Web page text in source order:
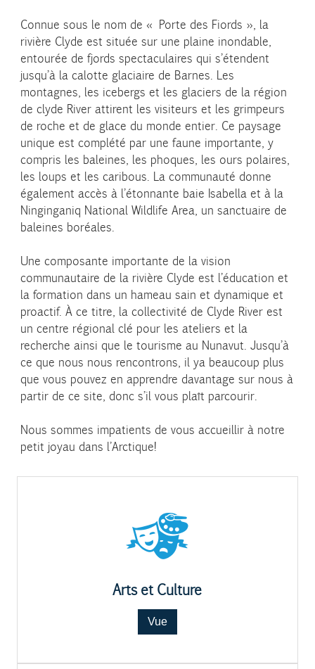
Connue sous le nom de « Porte des Fiords », la
rivière Clyde est située sur une plaine inondable,
entourée de fjords spectaculaires qui s’étendent
jusqu’à la calotte glaciaire de Barnes. Les
montagnes, les icebergs et les glaciers de la région
de clyde River attirent les visiteurs et les grimpeurs
de roche et de glace du monde entier. Ce paysage
unique est complété par une faune importante, y
compris les baleines, les phoques, les ours polaires,
les loups et les caribous. La communauté donne
également accès à l’étonnante baie Isabella et à la
Ninginganiq National Wildlife Area, un sanctuaire de
baleines boréales.
Une composante importante de la vision
communautaire de la rivière Clyde est l’éducation et
la formation dans un hameau sain et dynamique et
proactif. À ce titre, la collectivité de Clyde River est
un centre régional clé pour les ateliers et la
recherche ainsi que le tourisme au Nunavut. Jusqu’à
ce que nous nous rencontrons, il ya beaucoup plus
que vous pouvez en apprendre davantage sur nous à
partir de ce site, donc s’il vous plaît parcourir.
Nous sommes impatients de vous accueillir à notre
petit joyau dans l’Arctique!
Arts et Culture
Vue